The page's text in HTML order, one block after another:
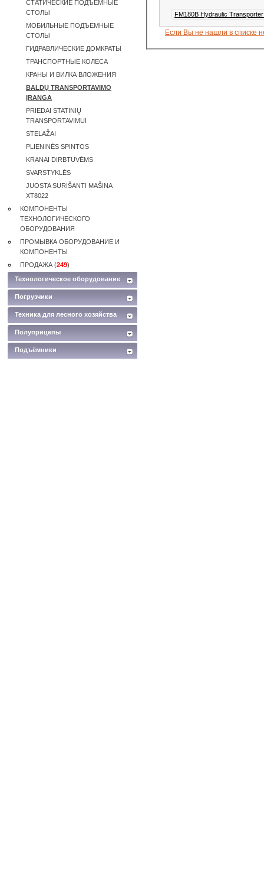
FM180B Hydraulic
Если Вы не нашли в списке
СТАТИЧЕСКИЕ ПОДЪЕМНЫЕ
СТОЛЫ
МОБИЛЬНЫЕ ПОДЪЕМНЫЕ
СТОЛЫ
ГИДРАВЛИЧЕСКИЕ ДОМКРАТЫ
ТРАНСПОРТНЫЕ КОЛЕСА
КРАНЫ И ВИЛКА ВЛОЖЕНИЯ
BALDŲ TRANSPORTAVIMO
ĮRANGA
PRIEDAI STATINIŲ
TRANSPORTAVIMUI
STELAŽAI
PLIENINĖS SPINTOS
KRANAI DIRBTUVĖMS
SVARSTYKLĖS
JUOSTA SURIŠANTI MAŠINA
XT8022
КОМПОНЕНТЫ
ТЕХНОЛОГИЧЕСКОГО
ОБОРУДОВАНИЯ
ПРОМЫВКА ОБОРУДОВАНИЕ И
КОМПОНЕНТЫ
ПРОДАЖА (249)
Технологическое оборудование
Погрузчики
Техника для лесного хозяйства
Полуприцепы
Подъёмники